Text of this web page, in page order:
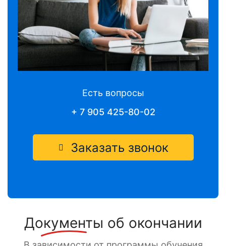
Есть вопросы
+ 7 905 425-80-02
Заказать звонок
Документы об окончании